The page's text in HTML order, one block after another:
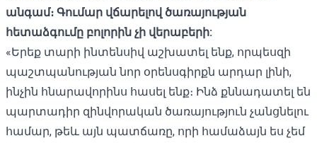
անգամ։ Գումար վճարելով ծառայության
հետաձգումը բոլորին չի վերաբերի:
«Երեք տարի ինտենսիվ աշխատել ենք, որպեսզի
պաշտպանության նոր օրենսգիրքն արդար լինի,
ինչին հնարավորինս հասել ենք։ Ինձ քննադատել են
պարտադիր զինվորական ծառայություն չանցնելու
համար, թեև այն պատճառը, որի համաձայն ես չեմ